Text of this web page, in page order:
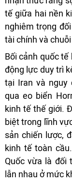
tế giữa hai nền
nghiêm trọng
tài chính và
Bối cảnh quốc
động lực duy trì
tại Iran và nguy
qua eo biển
kinh tế thế giới.
biệt trong lĩnh
sản chiến lược,
kinh tế toàn
Quốc vừa là đối
lẫn nhau ở mức